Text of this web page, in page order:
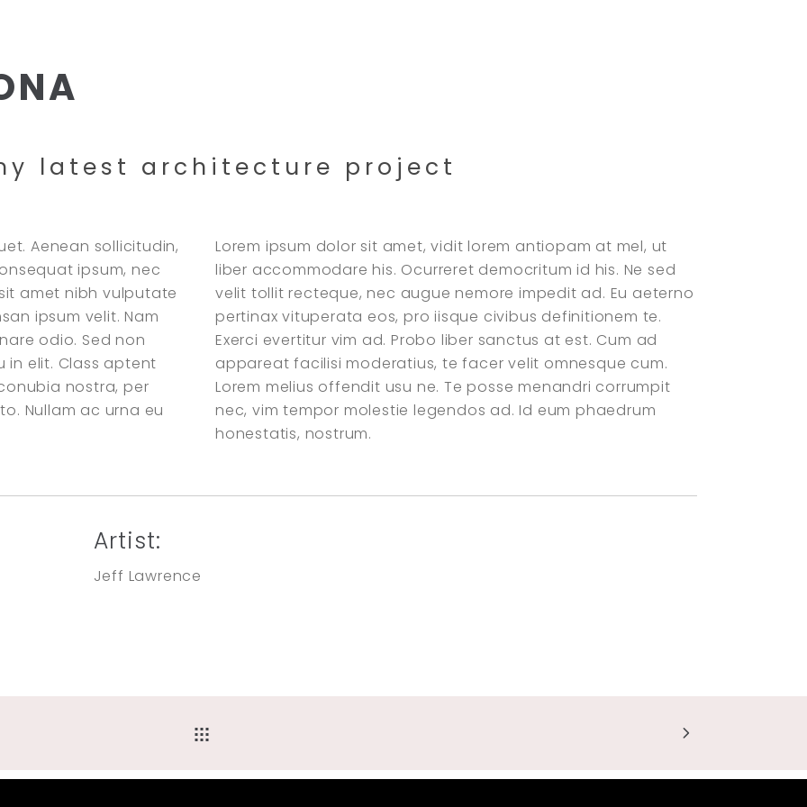
latest architecture project
Aenean sollicitudin,
ipsum, nec
amet nibh vulputate
ipsum velit. Nam
odio. Sed non
elit. Class aptent
nostra, per
Nullam ac urna eu
Lorem ipsum dolor sit amet, vidit lorem antiopam at mel, ut
liber accommodare his. Ocurreret democritum id his. Ne sed
velit tollit recteque, nec augue nemore impedit ad. Eu aeterno
pertinax vituperata eos, pro iisque civibus definitionem te.
Exerci evertitur vim ad. Probo liber sanctus at est. Cum ad
appareat facilisi moderatius, te facer velit omnesque cum.
Lorem melius offendit usu ne. Te posse menandri corrumpit
nec, vim tempor molestie legendos ad. Id eum phaedrum
honestatis, nostrum.
Artist:
Jeff Lawrence